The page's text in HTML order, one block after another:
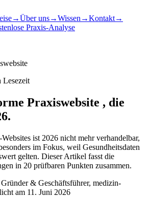
→Über uns→Wissen →Kontakt→
Praxis-Analyse
Lesezeit
Praxiswebsite , die
.
ist 2026 nicht mehr verhandelbar,
im Fokus, weil Gesundheitsdaten
gelten. Dieser Artikel fasst die
in 20 prüfbaren Punkten zusammen.
Gründer & Geschäftsführer, medizin-
am 11. Juni 2026